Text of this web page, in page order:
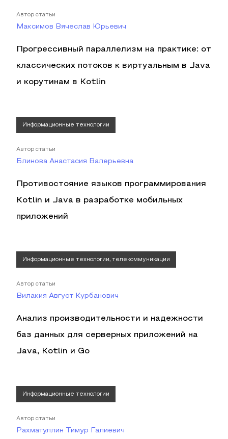
Автор статьи
Максимов Вячеслав Юрьевич
Прогрессивный параллелизм на практике: от
классических потоков к виртуальным в Java
и корутинам в Kotlin
Информационные технологии
Автор статьи
Блинова Анастасия Валерьевна
Противостояние языков программирования
Kotlin и Java в разработке мобильных
приложений
Информационные технологии, телекоммуникации
Автор статьи
Вилакия Август Курбанович
Анализ производительности и надежности
баз данных для серверных приложений на
Java, Kotlin и Go
Информационные технологии
Автор статьи
Рахматуллин Тимур Галиевич